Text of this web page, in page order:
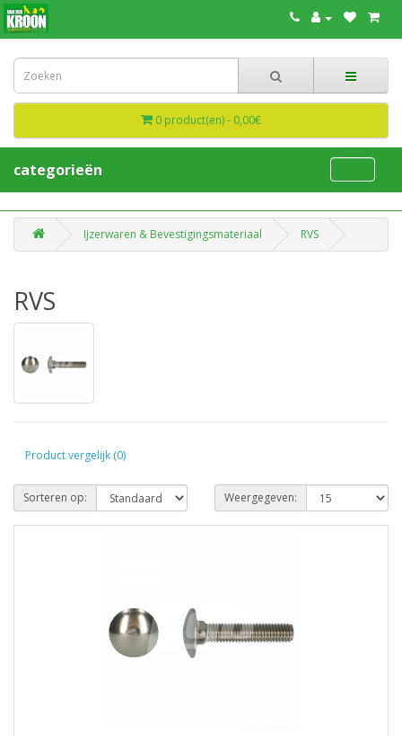
0 product(en) - 0,00€
categorieën
Ijzerwaren & Bevestigingsmateriaal RVS
RVS
Product vergelijk (0)
Sorteren op: Weergegeven: